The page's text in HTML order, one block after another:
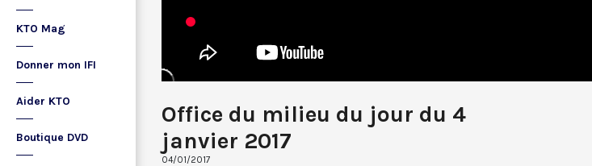
KTO Mag
Donner mon IFI
Aider KTO
Boutique DVD
Office du milieu du jour du 4
janvier 2017
04/01/2017